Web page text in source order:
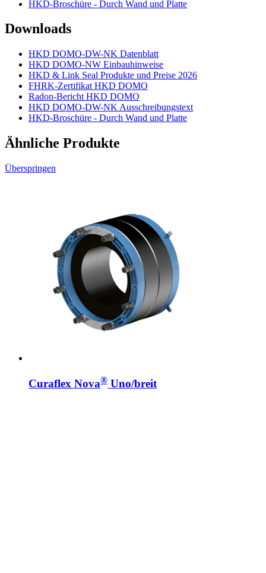
HKD-Broschüre - Durch Wand und Platte
Downloads
HKD DOMO-DW-NK Datenblatt
HKD DOMO-NW Einbauhinweise
HKD & Link Seal Produkte und Preise 2026
FHRK-Zertifikat HKD DOMO
Radon-Bericht HKD DOMO
HKD DOMO-DW-NK Ausschreibungstext
HKD-Broschüre - Durch Wand und Platte
Ähnliche Produkte
Überspringen
Curaflex Nova® Uno/breit